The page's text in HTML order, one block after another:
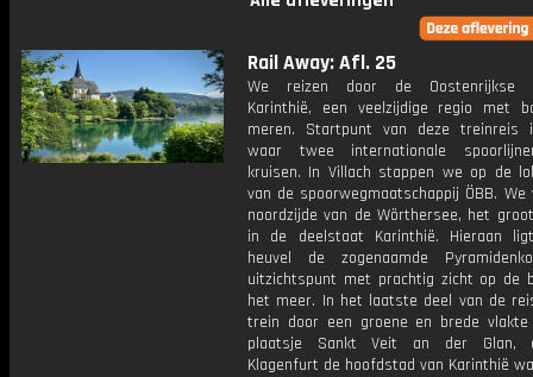
Rail Away: Afl. 25
We reizen door de Oostenrijkse
Karinthië, een veelzijdige regio met
meren. Startpunt van deze treinreis
waar twee internationale
kruisen. In Villach stappen we op de
van de spoorwegmaatschappij ÖBB. We
noordzijde van de Wörthersee, het
in de deelstaat Karinthië. Hieraan
heuvel de zogenaamde
uitzichtspunt met prachtig zicht op de
het meer. In het laatste deel van de
trein door een groene en brede
plaatsje Sankt Veit an der Glan,
Klagenfurt de hoofdstad van Karinthië